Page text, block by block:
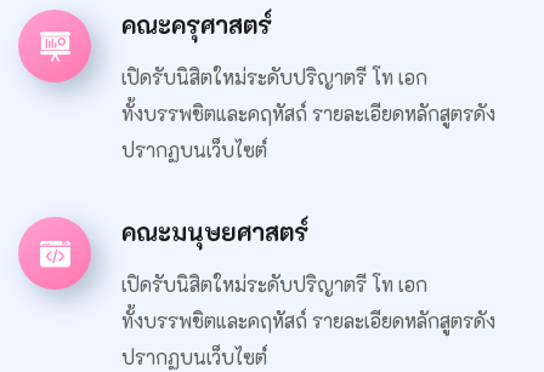
คณะครุศาสตร์
เปิดรับนิสิตใหม่ระดับปริญาตรี โท เอก
ทั้งบรรพชิตและคฤหัสถ์ รายละเอียดหลักสูตรดัง
ปรากฏบนเว็บไซต์
คณะมนุษยศาสตร์
เปิดรับนิสิตใหม่ระดับปริญาตรี โท เอก
ทั้งบรรพชิตและคฤหัสถ์ รายละเอียดหลักสูตรดัง
ปรากฏบนเว็บไซต์